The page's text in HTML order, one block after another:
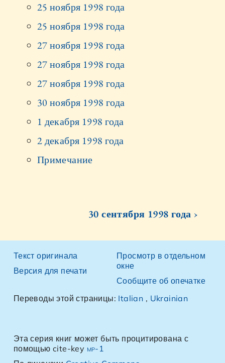
25 ноября 1998 года
25 ноября 1998 года
27 ноября 1998 года
27 ноября 1998 года
27 ноября 1998 года
30 ноября 1998 года
1 декабря 1998 года
2 декабря 1998 года
Примечание
30 сентября 1998 года ›
Текст оригинала
Версия для печати
Просмотр в отдельном
окне
Сообщите об опечатке
Переводы этой страницы: Italian , Ukrainian
Эта серия книг может быть процитирована с
помощью cite-key mp-1